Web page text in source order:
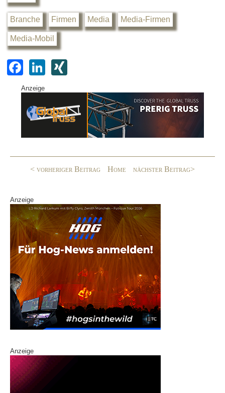
Branche Firmen Media Media-Firmen
Media-Mobil
F
a
c
e
o
Li
k
e
G
Anzeige
< vorheriger Beitrag Home nächster Beitrag>
Anzeige
Anzeige